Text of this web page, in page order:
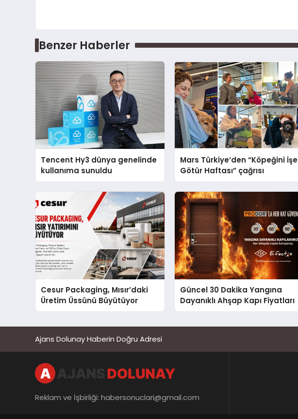
Benzer Haberler
Tencent Hy3 dünya genelinde
kullanıma sunuldu
Mars Türkiye’den “Köpeğini İşe
Götür Haftası” çağrısı
Cesur Packaging, Mısır’daki
Üretim Üssünü Büyütüyor
Güncel 30 Dakika Yangına
Dayanıklı Ahşap Kapı Fiyatları
Ajans Dolunay Haberin Doğru Adresi
Reklam ve İşbirliği: habersonuclari@gmail.com